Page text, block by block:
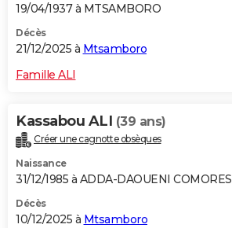
19/04/1937 à MTSAMBORO
Décès
21/12/2025 à Mtsamboro
Famille ALI
Kassabou ALI (39 ans)
Créer une cagnotte obsèques
Naissance
31/12/1985 à ADDA-DAOUENI COMORES
Décès
10/12/2025 à Mtsamboro